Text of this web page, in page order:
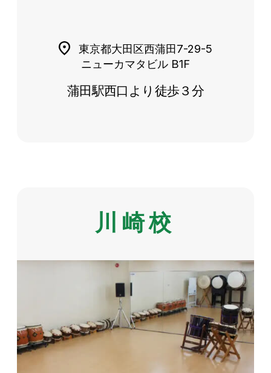
東京都大田区西蒲田7-29-5
ニューカマタビル B1F
蒲田駅西口より徒歩３分
川崎校